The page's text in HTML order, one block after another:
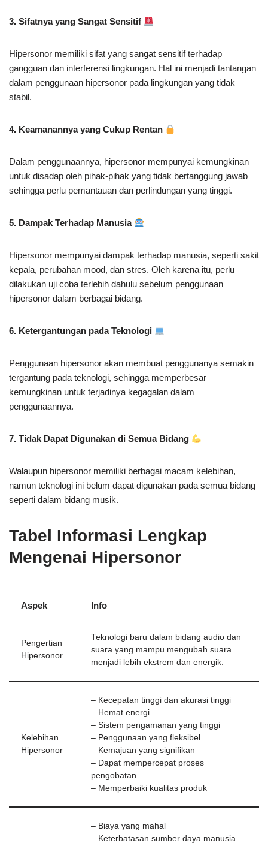
3. Sifatnya yang Sangat Sensitif
Hipersonor memiliki sifat yang sangat sensitif terhadap
gangguan dan interferensi lingkungan. Hal ini menjadi tantangan
dalam penggunaan hipersonor pada lingkungan yang tidak
stabil.
4. Keamanannya yang Cukup Rentan
Dalam penggunaannya, hipersonor mempunyai kemungkinan
untuk disadap oleh pihak-pihak yang tidak bertanggung jawab
sehingga perlu pemantauan dan perlindungan yang tinggi.
5. Dampak Terhadap Manusia
Hipersonor mempunyai dampak terhadap manusia, seperti sakit
kepala, perubahan mood, dan stres. Oleh karena itu, perlu
dilakukan uji coba terlebih dahulu sebelum penggunaan
hipersonor dalam berbagai bidang.
6. Ketergantungan pada Teknologi
Penggunaan hipersonor akan membuat penggunanya semakin
tergantung pada teknologi, sehingga memperbesar
kemungkinan untuk terjadinya kegagalan dalam
penggunaannya.
7. Tidak Dapat Digunakan di Semua Bidang
Walaupun hipersonor memiliki berbagai macam kelebihan,
namun teknologi ini belum dapat digunakan pada semua bidang
seperti dalam bidang musik.
Tabel Informasi Lengkap
Mengenai Hipersonor
Aspek Info
Pengertian
Hipersonor
Teknologi baru dalam bidang audio dan
suara yang mampu mengubah suara
menjadi lebih ekstrem dan energik.
Kelebihan
Hipersonor
– Kecepatan tinggi dan akurasi tinggi
– Hemat energi
– Sistem pengamanan yang tinggi
– Penggunaan yang fleksibel
– Kemajuan yang signifikan
– Dapat mempercepat proses
pengobatan
– Memperbaiki kualitas produk
– Biaya yang mahal
– Keterbatasan sumber daya manusia